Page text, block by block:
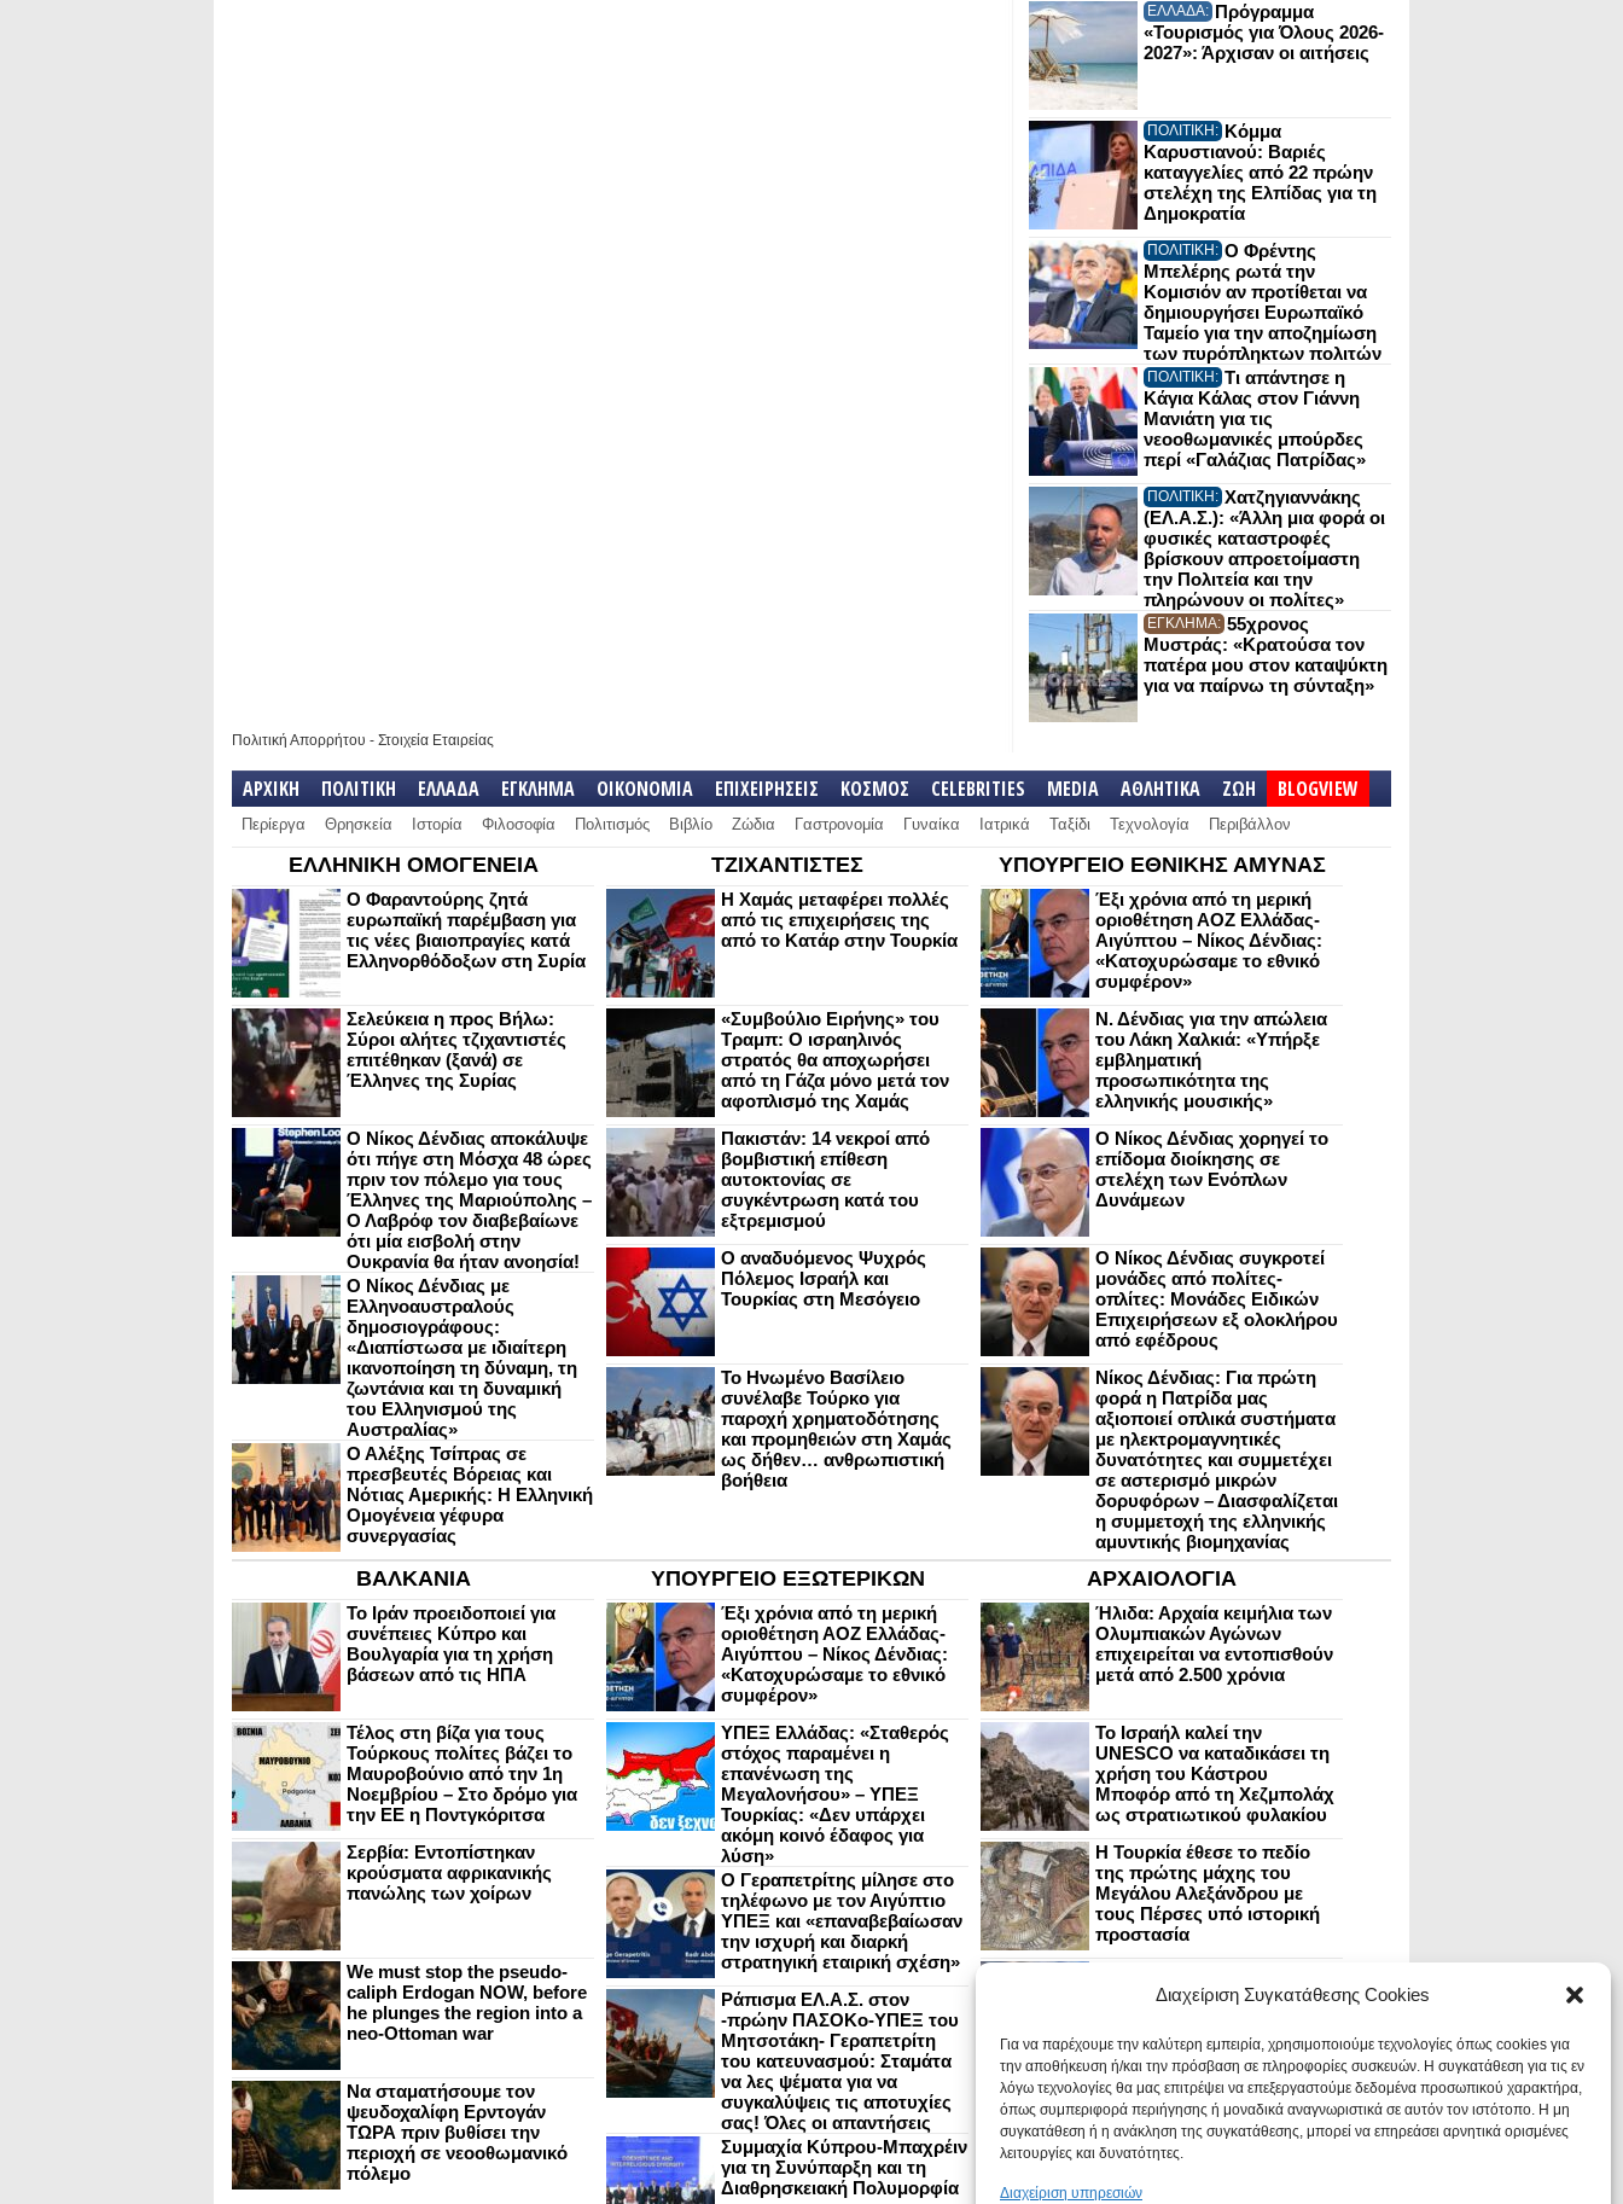
Διαχείριση Συγκατάθεσης Cookies
Για να παρέχουμε την καλύτερη εμπειρία, χρησιμοποιούμε τεχνολογίες όπως cookies για
την αποθήκευση ή/και την πρόσβαση σε πληροφορίες συσκευών. Η συγκατάθεση για τις εν
λόγω τεχνολογίες θα μας επιτρέψει να επεξεργαστούμε δεδομένα προσωπικού χαρακτήρα,
όπως συμπεριφορά περιήγησης ή μοναδικά αναγνωριστικά σε αυτόν τον ιστότοπο. Η μη
συγκατάθεση ή η ανάκληση της συγκατάθεσης, μπορεί να επηρεάσει αρνητικά ορισμένες
λειτουργίες και δυνατότητες.
Διαχείριση υπηρεσιών
ΕΛΛΑΔΑ: Πρόγραμμα
«Τουρισμός για Όλους 2026-
2027»: Άρχισαν οι αιτήσεις
ΠΟΛΙΤΙΚΗ: Κόμμα
Καρυστιανού: Βαριές
καταγγελίες από 22 πρώην
στελέχη της Ελπίδας για τη
Δημοκρατία
ΠΟΛΙΤΙΚΗ: Ο Φρέντης
Μπελέρης ρωτά την
Κομισιόν αν προτίθεται να
δημιουργήσει Ευρωπαϊκό
Ταμείο για την αποζημίωση
των πυρόπληκτων πολιτών
ΠΟΛΙΤΙΚΗ: Τι απάντησε η
Κάγια Κάλας στον Γιάννη
Μανιάτη για τις
νεοοθωμανικές μπούρδες
περί «Γαλάζιας Πατρίδας»
ΠΟΛΙΤΙΚΗ: Χατζηγιαννάκης
(ΕΛ.Α.Σ.): «Άλλη μια φορά οι
φυσικές καταστροφές
βρίσκουν απροετοίμαστη
την Πολιτεία και την
πληρώνουν οι πολίτες»
ΕΓΚΛΗΜΑ: 55χρονος
Μυστράς: «Κρατούσα τον
πατέρα μου στον καταψύκτη
για να παίρνω τη σύνταξη»
Πολιτική Απορρήτου - Στοιχεία Εταιρείας
ΑΡΧΙΚΗ ΠΟΛΙΤΙΚΗ ΕΛΛΑΔΑ ΕΓΚΛΗΜΑ ΟΙΚΟΝΟΜΙΑ ΕΠΙΧΕΙΡΗΣΕΙΣ ΚΟΣΜΟΣ CELEBRITIES MEDIA ΑΘΛΗΤΙΚΑ ΖΩΗ BLOGVIEW
Περίεργα Θρησκεία Ιστορία Φιλοσοφία Πολιτισμός Βιβλίο Ζώδια Γαστρονομία Γυναίκα Ιατρικά Ταξίδι Τεχνολογία Περιβάλλον
ΕΛΛΗΝΙΚΗ ΟΜΟΓΕΝΕΙΑ
Ο Φαραντούρης ζητά
ευρωπαϊκή παρέμβαση για
τις νέες βιαιοπραγίες κατά
Ελληνορθόδοξων στη Συρία
Σελεύκεια η προς Βήλω:
Σύροι αλήτες τζιχαντιστές
επιτέθηκαν (ξανά) σε
Έλληνες της Συρίας
Ο Νίκος Δένδιας αποκάλυψε
ότι πήγε στη Μόσχα 48 ώρες
πριν τον πόλεμο για τους
Έλληνες της Μαριούπολης –
Ο Λαβρόφ τον διαβεβαίωνε
ότι μία εισβολή στην
Ουκρανία θα ήταν ανοησία!
Ο Νίκος Δένδιας με
Ελληνοαυστραλούς
δημοσιογράφους:
«Διαπίστωσα με ιδιαίτερη
ικανοποίηση τη δύναμη, τη
ζωντάνια και τη δυναμική
του Ελληνισμού της
Αυστραλίας»
Ο Αλέξης Τσίπρας σε
πρεσβευτές Βόρειας και
Νότιας Αμερικής: Η Ελληνική
Ομογένεια γέφυρα
συνεργασίας
ΤΖΙΧΑΝΤΙΣΤΕΣ
Η Χαμάς μεταφέρει πολλές
από τις επιχειρήσεις της
από το Κατάρ στην Τουρκία
«Συμβούλιο Ειρήνης» του
Τραμπ: Ο ισραηλινός
στρατός θα αποχωρήσει
από τη Γάζα μόνο μετά τον
αφοπλισμό της Χαμάς
Πακιστάν: 14 νεκροί από
βομβιστική επίθεση
αυτοκτονίας σε
συγκέντρωση κατά του
εξτρεμισμού
Ο αναδυόμενος Ψυχρός
Πόλεμος Ισραήλ και
Τουρκίας στη Μεσόγειο
Το Ηνωμένο Βασίλειο
συνέλαβε Τούρκο για
παροχή χρηματοδότησης
και προμηθειών στη Χαμάς
ως δήθεν… ανθρωπιστική
βοήθεια
ΥΠΟΥΡΓΕΙΟ ΕΘΝΙΚΗΣ ΑΜΥΝΑΣ
Έξι χρόνια από τη μερική
οριοθέτηση ΑΟΖ Ελλάδας-
Αιγύπτου – Νίκος Δένδιας:
«Κατοχυρώσαμε το εθνικό
συμφέρον»
Ν. Δένδιας για την απώλεια
του Λάκη Χαλκιά: «Υπήρξε
εμβληματική
προσωπικότητα της
ελληνικής μουσικής»
Ο Νίκος Δένδιας χορηγεί το
επίδομα διοίκησης σε
στελέχη των Ενόπλων
Δυνάμεων
Ο Νίκος Δένδιας συγκροτεί
μονάδες από πολίτες-
οπλίτες: Μονάδες Ειδικών
Επιχειρήσεων εξ ολοκλήρου
από εφέδρους
Νίκος Δένδιας: Για πρώτη
φορά η Πατρίδα μας
αξιοποιεί οπλικά συστήματα
με ηλεκτρομαγνητικές
δυνατότητες και συμμετέχει
σε αστερισμό μικρών
δορυφόρων – Διασφαλίζεται
η συμμετοχή της ελληνικής
αμυντικής βιομηχανίας
ΒΑΛΚΑΝΙΑ
Το Ιράν προειδοποιεί για
συνέπειες Κύπρο και
Βουλγαρία για τη χρήση
βάσεων από τις ΗΠΑ
Τέλος στη βίζα για τους
Τούρκους πολίτες βάζει το
Μαυροβούνιο από την 1η
Νοεμβρίου – Στο δρόμο για
την ΕΕ η Ποντγκόριτσα
Σερβία: Εντοπίστηκαν
κρούσματα αφρικανικής
πανώλης των χοίρων
We must stop the pseudo-
caliph Erdogan NOW, before
he plunges the region into a
neo-Ottoman war
Να σταματήσουμε τον
ψευδοχαλίφη Ερντογάν
ΤΩΡΑ πριν βυθίσει την
περιοχή σε νεοοθωμανικό
πόλεμο
ΥΠΟΥΡΓΕΙΟ ΕΞΩΤΕΡΙΚΩΝ
Έξι χρόνια από τη μερική
οριοθέτηση ΑΟΖ Ελλάδας-
Αιγύπτου – Νίκος Δένδιας:
«Κατοχυρώσαμε το εθνικό
συμφέρον»
ΥΠΕΞ Ελλάδας: «Σταθερός
στόχος παραμένει η
επανένωση της
Μεγαλονήσου» – ΥΠΕΞ
Τουρκίας: «Δεν υπάρχει
ακόμη κοινό έδαφος για
λύση»
Ο Γεραπετρίτης μίλησε στο
τηλέφωνο με τον Αιγύπτιο
ΥΠΕΞ και «επαναβεβαίωσαν
την ισχυρή και διαρκή
στρατηγική εταιρική σχέση»
Ράπισμα ΕΛ.Α.Σ. στον
-πρώην ΠΑΣΟΚο-ΥΠΕΞ του
Μητσοτάκη- Γεραπετρίτη
του κατευνασμού: Σταμάτα
να λες ψέματα για να
συγκαλύψεις τις αποτυχίες
σας! Όλες οι απαντήσεις
Συμμαχία Κύπρου-Μπαχρέιν
για τη Συνύπαρξη και τη
Διαθρησκειακή Πολυμορφία
ΑΡΧΑΙΟΛΟΓΙΑ
Ήλιδα: Αρχαία κειμήλια των
Ολυμπιακών Αγώνων
επιχειρείται να εντοπισθούν
μετά από 2.500 χρόνια
Το Ισραήλ καλεί την
UNESCO να καταδικάσει τη
χρήση του Κάστρου
Μποφόρ από τη Χεζμπολάχ
ως στρατιωτικού φυλακίου
Η Τουρκία έθεσε το πεδίο
της πρώτης μάχης του
Μεγάλου Αλεξάνδρου με
τους Πέρσες υπό ιστορική
προστασία
ανακτόρου στην
στο Παλάτι των Δεσποτών
Οι Νεάντερταλ έκαναν
οδοντιατρικές επεμβάσεις σε
χαλασμένα δόντια, σύμφωνα
με ευρήματα